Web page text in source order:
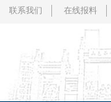
联系我们 在线报料